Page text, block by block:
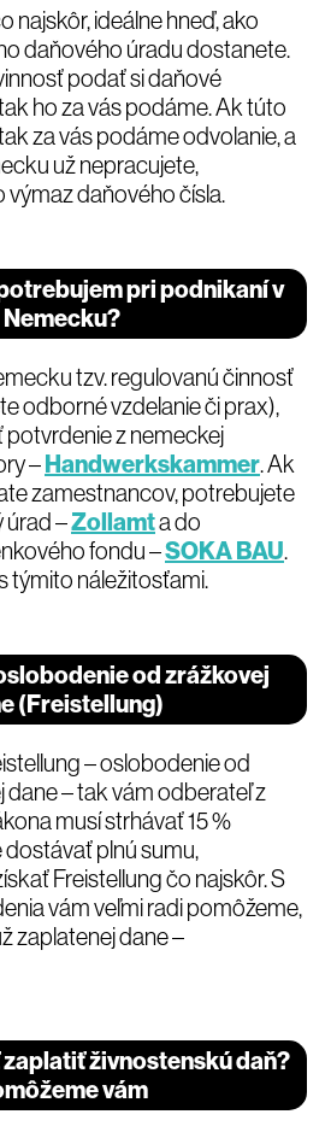
najskôr, ideálne hneď, ako
daňového úradu dostanete.
podať si daňové
ho za vás podáme. Ak túto
za vás podáme odvolanie, a
už nepracujete,
výmaz daňového čísla.
pri podnikaní v
Nemecku?
tzv. regulovanú činnosť
odborné vzdelanie či prax),
potvrdenie z nemeckej
–Handwerkskammer. Ak
zamestnancov, potrebujete
úrad –Zollamta do
fondu –SOKA BAU.
týmito náležitosťami.
od zrážkovej
(Freistellung)
– oslobodenie od
– tak vám odberateľ z
musí strhávať 15 %
plnú sumu,
Freistellung čo najskôr. S
vám veľmi radi pomôžeme,
zaplatenej dane –
živnostenskú daň?
vám